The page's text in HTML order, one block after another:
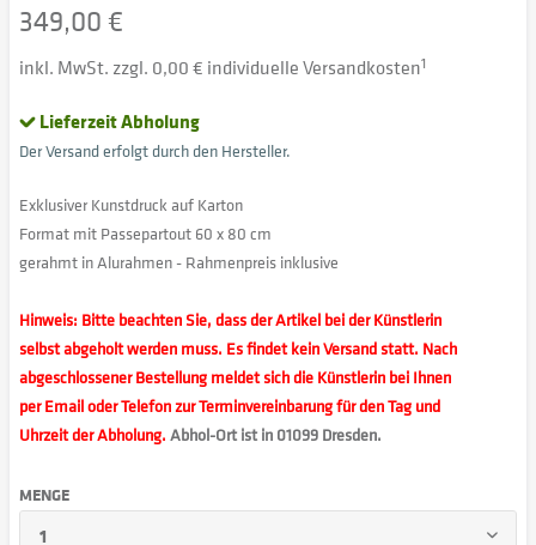
349,00 €
inkl. MwSt. zzgl. 0,00 € individuelle Versandkosten1
Lieferzeit Abholung
Der Versand erfolgt durch den Hersteller.
Exklusiver Kunstdruck auf Karton
Format mit Passepartout 60 x 80 cm
gerahmt in Alurahmen - Rahmenpreis inklusive
Hinweis: Bitte beachten Sie, dass der Artikel bei der Künstlerin
selbst abgeholt werden muss. Es findet kein Versand statt. Nach
abgeschlossener Bestellung meldet sich die Künstlerin bei Ihnen
per Email oder Telefon zur Terminvereinbarung für den Tag und
Uhrzeit der Abholung. Abhol-Ort ist in 01099 Dresden.
MENGE